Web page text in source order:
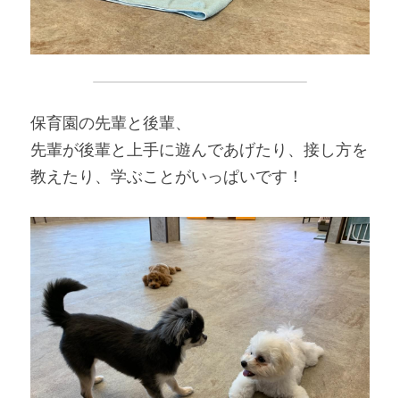
保育園の先輩と後輩、
先輩が後輩と上手に遊んであげたり、接し方を
教えたり、学ぶことがいっぱいです！